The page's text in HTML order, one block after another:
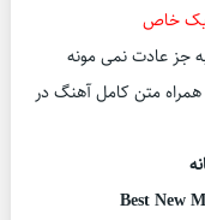
خاص
جز عادت نمی مونه
با صدای محسن یگانه با دو کیفیت ۳۲۰ و ۱۲۸ همراه متن کامل آهنگ در
Best New